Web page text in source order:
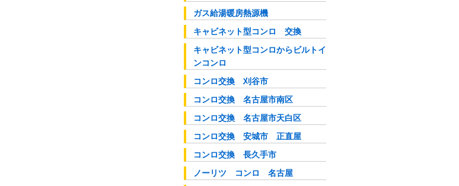
ガス給湯暖房熱源機
キャビネット型コンロ 交換
キャビネット型コンロからビルトイ
ンコンロ
コンロ交換 刈谷市
コンロ交換 名古屋市南区
コンロ交換 名古屋市天白区
コンロ交換 安城市 正直屋
コンロ交換 長久手市
ノーリツ コンロ 名古屋